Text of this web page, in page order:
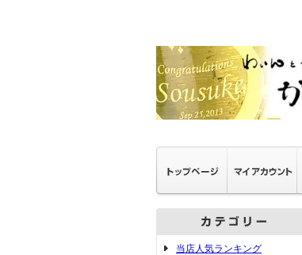
当店人気ランキング